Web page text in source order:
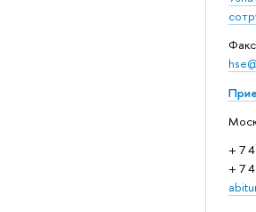
+ 7
+ 7